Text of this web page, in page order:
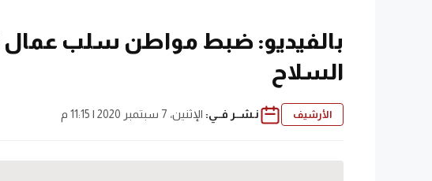
بالفيديو: ضبط مواطن سلب
السلاح
الأرشيف نـشــر فــي: الإثنين، 7 سبتمبر 2020 | 11:15 م